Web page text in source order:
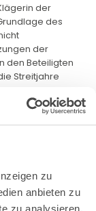
zu
anbieten zu
zu analysieren.
der
des
der
den Beteiligten
Streitjahre